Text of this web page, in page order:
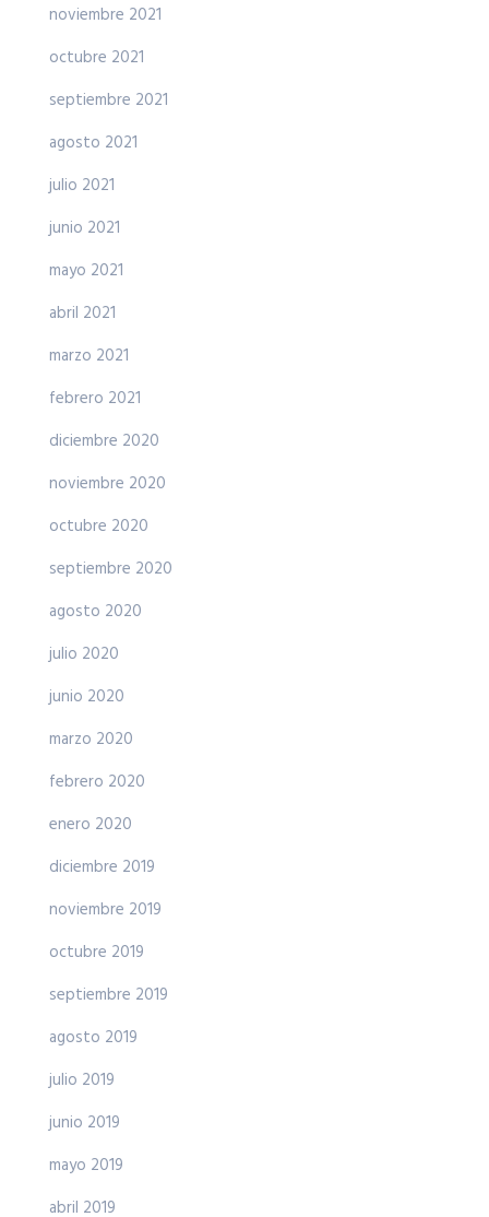
noviembre 2021
octubre 2021
septiembre 2021
agosto 2021
julio 2021
junio 2021
mayo 2021
abril 2021
marzo 2021
febrero 2021
diciembre 2020
noviembre 2020
octubre 2020
septiembre 2020
agosto 2020
julio 2020
junio 2020
marzo 2020
febrero 2020
enero 2020
diciembre 2019
noviembre 2019
octubre 2019
septiembre 2019
agosto 2019
julio 2019
junio 2019
mayo 2019
abril 2019